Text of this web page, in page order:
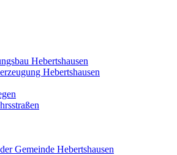
Hebertshausen
Hebertshausen
Gemeinde Hebertshausen